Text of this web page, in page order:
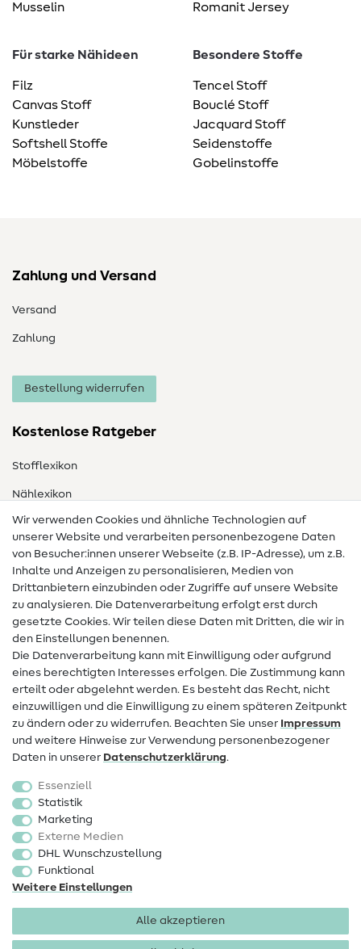
Musselin
Romanit Jersey
Für starke Nähideen
Filz
Canvas Stoff
Kunstleder
Softshell Stoffe
Möbelstoffe
Besondere Stoffe
Tencel Stoff
Bouclé Stoff
Jacquard Stoff
Seidenstoffe
Gobelinstoffe
Zahlung und Versand
Versand
Zahlung
Bestellung widerrufen
Kostenlose Ratgeber
Stofflexikon
Nählexikon
Nähanleitungen
Hilfe & Kontakt
Kontakt
Infos zum Betreiberwechsel
Widerrufsrecht
Beliebt
Stoffe
Sale
Schnittmuster
Wir verwenden Cookies und ähnliche Technologien auf
unserer Website und verarbeiten personenbezogene Daten
von Besucher:innen unserer Webseite (z.B. IP-Adresse), um z.B.
Inhalte und Anzeigen zu personalisieren, Medien von
Drittanbietern einzubinden oder Zugriffe auf unsere Website
zu analysieren. Die Datenverarbeitung erfolgt erst durch
gesetzte Cookies. Wir teilen diese Daten mit Dritten, die wir in
den Einstellungen benennen.
Die Datenverarbeitung kann mit Einwilligung oder aufgrund
eines berechtigten Interesses erfolgen. Die Zustimmung kann
erteilt oder abgelehnt werden. Es besteht das Recht, nicht
einzuwilligen und die Einwilligung zu einem späteren Zeitpunkt
zu ändern oder zu widerrufen. Beachten Sie unser Impressum
und weitere Hinweise zur Verwendung personenbezogener
Daten in unserer Daten­schutz­erklärung.
Essenziell
Statistik
Marketing
Externe Medien
DHL Wunschzustellung
Funktional
Weitere Einstellungen
Alle akzeptieren
Impressum Datenschutz
AGB